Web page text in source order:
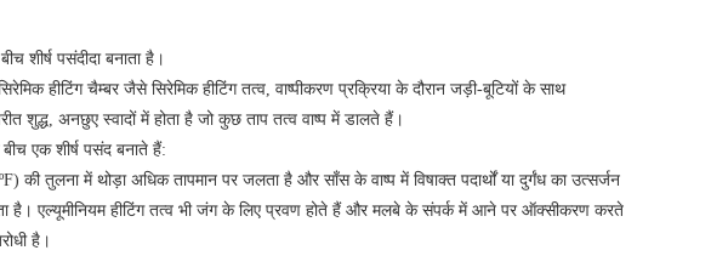
शीर्ष पसंदीदा बनाता है।
हीटिंग चैम्बर जैसे सिरेमिक हीटिंग तत्व, वाष्पीकरण प्रक्रिया के दौरान जड़ी-बूटियों के साथ
शुद्ध, अनछुए स्वादों में होता है जो कुछ ताप तत्व वाष्प में डालते हैं।
एक शीर्ष पसंद बनाते हैं:
की तुलना में थोड़ा अधिक तापमान पर जलता है और साँस के वाष्प में विषाक्त पदार्थों या दुर्गंध का उत्सर्जन
है। एल्यूमीनियम हीटिंग तत्व भी जंग के लिए प्रवण होते हैं और मलबे के संपर्क में आने पर ऑक्सीकरण करते
है।